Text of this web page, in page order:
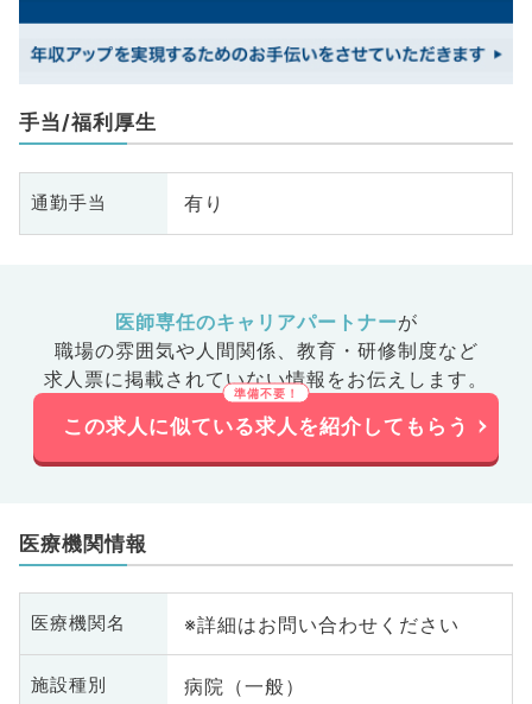
手当/福利厚生
通勤手当 有り
医師専任のキャリアパートナーが
職場の雰囲気や人間関係、 教育・研修制度など
求人票に掲載されていない情報をお伝えします。
この求人に似ている求人を紹介してもらう
医療機関情報
医療機関名 ※詳細はお問い合わせください
施設種別 病院（一般）